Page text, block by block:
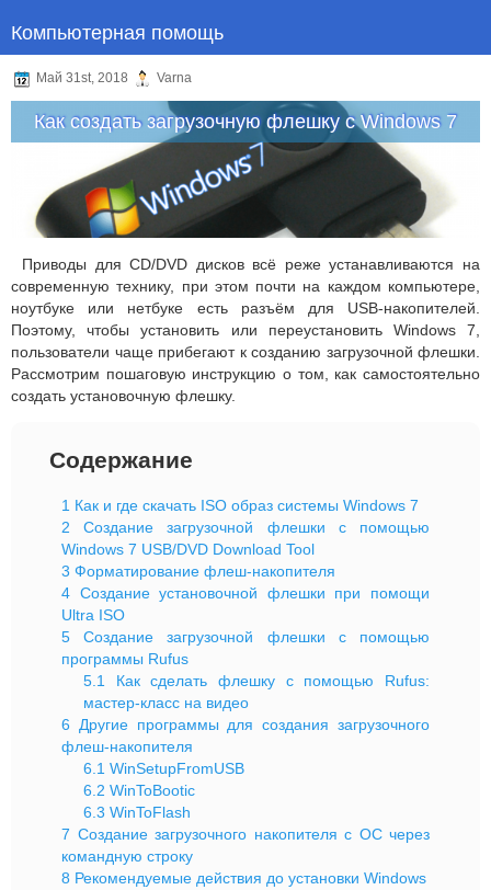
Компьютерная помощь
Май 31st, 2018 Varna
Как создать загрузочную флешку с Windows 7
Приводы для CD/DVD дисков всё реже устанавливаются на
современную технику, при этом почти на каждом компьютере,
ноутбуке или нетбуке есть разъём для USB-накопителей.
Поэтому, чтобы установить или переустановить Windows 7,
пользователи чаще прибегают к созданию загрузочной флешки.
Рассмотрим пошаговую инструкцию о том, как самостоятельно
создать установочную флешку.
Содержание
1 Как и где скачать ISO образ системы Windows 7
2 Создание загрузочной флешки с помощью
Windows 7 USB/DVD Download Tool
3 Форматирование флеш-накопителя
4 Создание установочной флешки при помощи
Ultra ISO
5 Создание загрузочной флешки с помощью
программы Rufus
5.1
Как сделать флешку с помощью Rufus:
мастер-класс на видео
6 Другие программы для создания загрузочного
флеш-накопителя
6.1 WinSetupFromUSB
6.2 WinToBootic
6.3 WinToFlash
7 Создание загрузочного накопителя с ОС через
командную строку
8 Рекомендуемые действия до установки Windows